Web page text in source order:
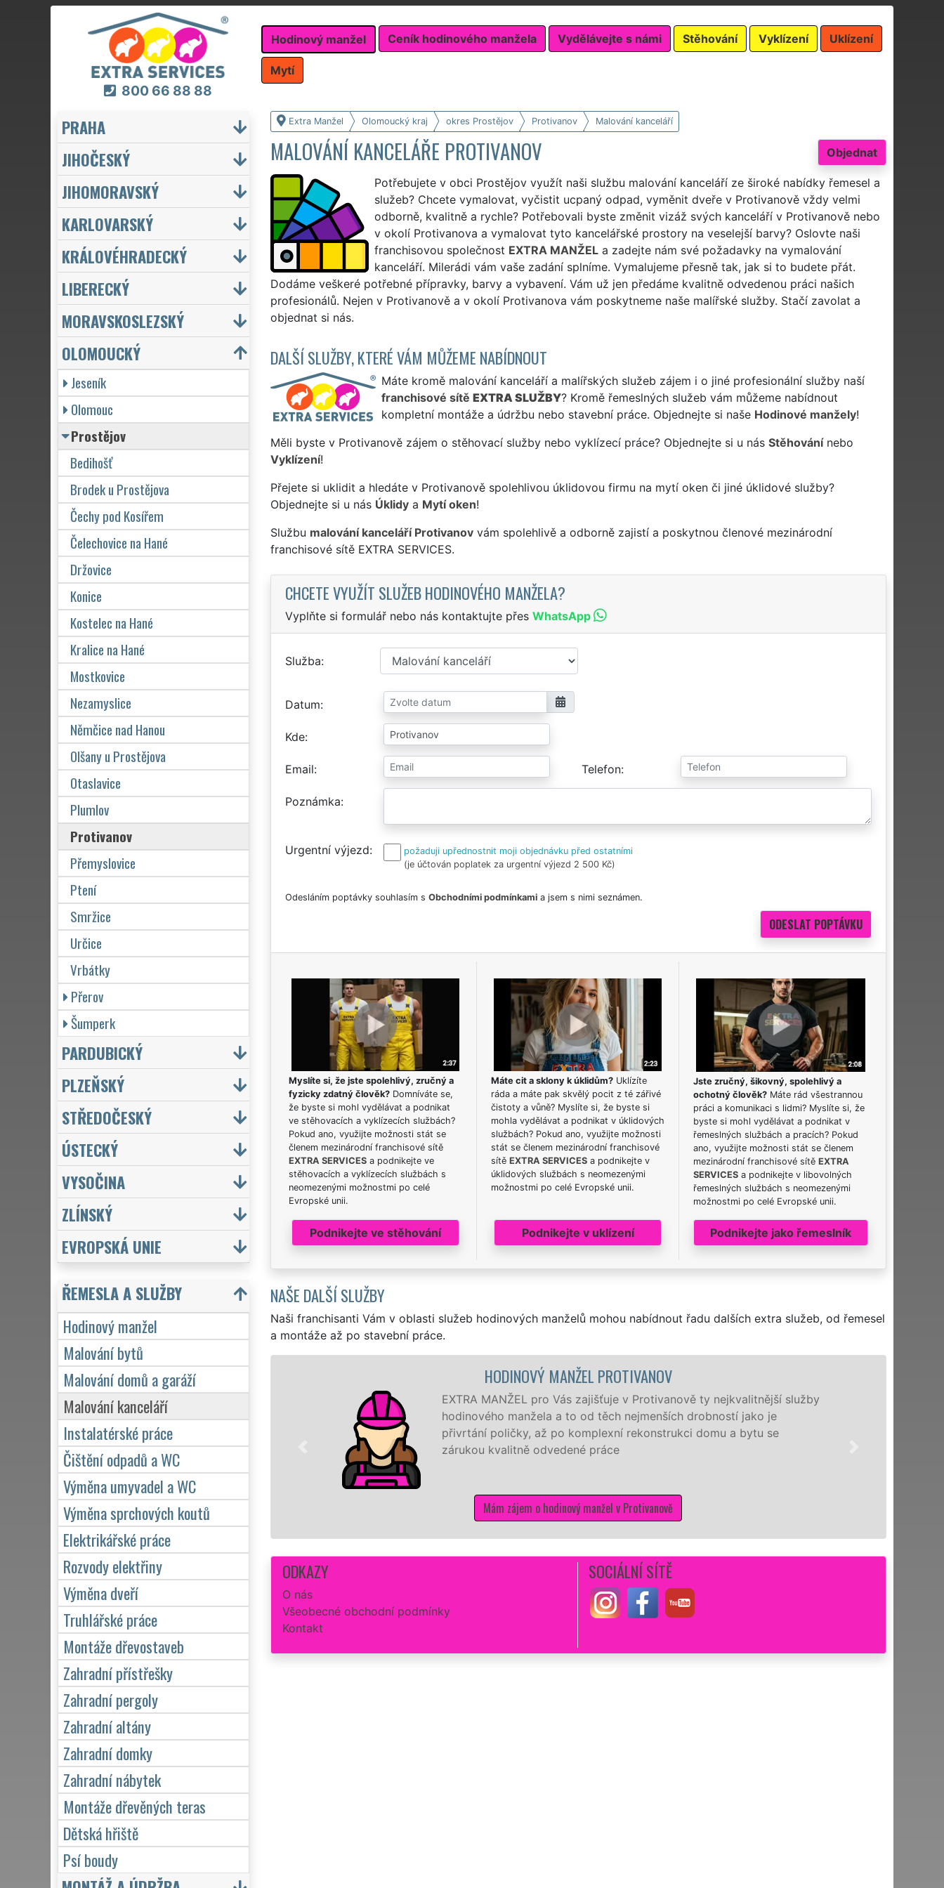
800 66 88 88
Hodinový manžel Ceník hodinového manžela Vydělávejte s námi Stěhování Vyklízení Uklízení
Mytí
Extra Manžel Olomoucký kraj okres Prostějov Protivanov Malování kanceláří
Objednat
MALOVÁNÍ KANCELÁŘE PROTIVANOV
Potřebujete v obci Prostějov využít naši službu malování kanceláří ze široké nabídky řemesel a
služeb? Chcete vymalovat, vyčistit ucpaný odpad, vyměnit dveře v Protivanově vždy velmi
odborně, kvalitně a rychle? Potřebovali byste změnit vizáž svých kanceláří v Protivanově nebo
v okolí Protivanova a vymalovat tyto kancelářské prostory na veselejší barvy? Oslovte naši
franchisovou společnost EXTRA MANŽELa zadejte nám své požadavky na vymalování
kanceláří. Milerádi vám vaše zadání splníme. Vymalujeme přesně tak, jak si to budete přát.
Dodáme veškeré potřebné přípravky, barvy a vybavení. Vám už jen předáme kvalitně odvedenou práci našich
profesionálů. Nejen v Protivanově a v okolí Protivanova vám poskytneme naše malířské služby. Stačí zavolat a
objednat si nás.
DALŠÍ SLUŽBY, KTERÉ VÁM MŮŽEME NABÍDNOUT
Máte kromě malování kanceláří a malířských služeb zájem i o jiné profesionální služby naší
franchisové sítě EXTRA SLUŽBY? Kromě řemeslných služeb vám můžeme nabídnout
kompletní montáže a údržbu nebo stavební práce. Objednejte si naše Hodinové manžely!
Měli byste v Protivanově zájem o stěhovací služby nebo vyklízecí práce? Objednejte si u nás Stěhovánínebo
Vyklízení!
Přejete si uklidit a hledáte v Protivanově spolehlivou úklidovou firmu na mytí oken či jiné úklidové služby?
Objednejte si u nás Úklidya Mytí oken!
Službu malování kanceláří Protivanovvám spolehlivě a odborně zajistí a poskytnou členové mezinárodní
franchisové sítě EXTRA SERVICES.
CHCETE VYUŽÍT SLUŽEB HODINOVÉHO MANŽELA?
Vyplňte si formulář nebo nás kontaktujte přes WhatsApp
Služba
Datum
Kde
Email Telefon
Poznámka
Urgentní výjezd
požaduji upřednostnit moji objednávku před ostatními
(je účtován poplatek za urgentní výjezd 2 500 Kč)
Odesláním poptávky souhlasím s Obchodními podmínkamia jsem s nimi seznámen.
Myslíte si, že jste spolehlivý, zručný a
fyzicky zdatný člověk?Domníváte se,
že byste si mohl vydělávat a podnikat
ve stěhovacích a vyklízecích službách?
Pokud ano, využijte možnosti stát se
členem mezinárodní franchisové sítě
EXTRA SERVICESa podnikejte ve
stěhovacích a vyklízecích službách s
neomezenými možnostmi po celé
Evropské unii.
Podnikejte ve stěhování
Máte cit a sklony k úklidům?Uklízíte
ráda a máte pak skvělý pocit z té zářivé
čistoty a vůně? Myslíte si, že byste si
mohla vydělávat a podnikat v úklidových
službách? Pokud ano, využijte možnosti
stát se členem mezinárodní franchisové
sítě EXTRA SERVICESa podnikejte v
úklidových službách s neomezenými
možnostmi po celé Evropské unii.
Podnikejte v uklízení
Jste zručný, šikovný, spolehlivý a
ochotný člověk? Máte rád všestrannou
práci a komunikaci s lidmi? Myslíte si, že
byste si mohl vydělávat a podnikat v
řemeslných službách a pracích? Pokud
ano, využijte možnosti stát se členem
mezinárodní franchisové sítěEXTRA
SERVICES a podnikejte v libovolných
řemeslných službách s neomezenými
možnostmi po celé Evropské unii.
Podnikejte jako řemeslník
NAŠE DALŠÍ SLUŽBY
Naši franchisanti Vám v oblasti služeb hodinových manželů mohou nabídnout řadu dalších extra služeb, od řemesel
a montáže až po stavební práce.
HODINOVÝ MANŽEL PROTIVANOV
EXTRA MANŽEL pro Vás zajišťuje v Protivanově ty nejkvalitnější služby
hodinového manžela a to od těch nejmenších drobností jako je
přivrtání poličky, až po komplexní rekonstrukci domu a bytu se
zárukou kvalitně odvedené práce
Mám zájem o hodinový manžel v Protivanově
ODKAZY
O nás
Všeobecné obchodní podmínky
Kontakt
SOCIÁLNÍ SÍTĚ
PRAHA
JIHOČESKÝ
JIHOMORAVSKÝ
KARLOVARSKÝ
KRÁLOVÉHRADECKÝ
LIBERECKÝ
MORAVSKOSLEZSKÝ
OLOMOUCKÝ
Jeseník
Olomouc
Prostějov
Bedihošť
Brodek u Prostějova
Čechy pod Kosířem
Čelechovice na Hané
Držovice
Konice
Kostelec na Hané
Kralice na Hané
Mostkovice
Nezamyslice
Němčice nad Hanou
Olšany u Prostějova
Otaslavice
Plumlov
Protivanov
Přemyslovice
Ptení
Smržice
Určice
Vrbátky
Přerov
Šumperk
PARDUBICKÝ
PLZEŇSKÝ
STŘEDOČESKÝ
ÚSTECKÝ
VYSOČINA
ZLÍNSKÝ
EVROPSKÁ UNIE
ŘEMESLA A SLUŽBY
Hodinový manžel
Malování bytů
Malování domů a garáží
Malování kanceláří
Instalatérské práce
Čištění odpadů a WC
Výměna umyvadel a WC
Výměna sprchových koutů
Elektrikářské práce
Rozvody elektřiny
Výměna dveří
Truhlářské práce
Montáže dřevostaveb
Zahradní přístřešky
Zahradní pergoly
Zahradní altány
Zahradní domky
Zahradní nábytek
Montáže dřevěných teras
Dětská hřiště
Psí boudy